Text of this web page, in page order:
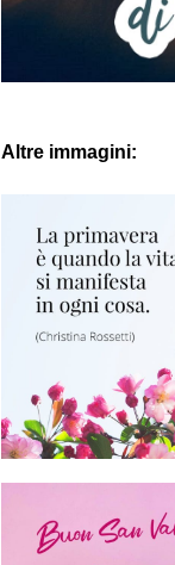
Altre immagini: